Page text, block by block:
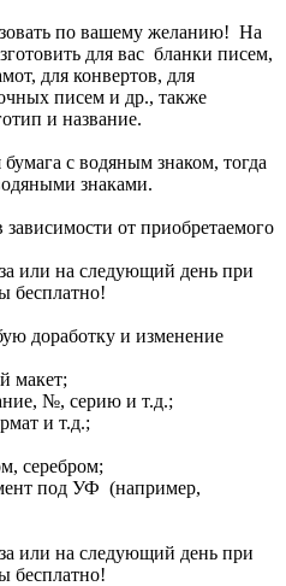
по вашему желанию! На
для вас бланки писем,
для конвертов, для
писем и др., также
и название.
с водяным знаком, тогда
знаками.
от приобретаемого
или на следующий день при
бесплатно!
доработку и изменение
макет;
№, серию и т.д.;
и т.д.;
серебром;
под УФ (например,
или на следующий день при
бесплатно!